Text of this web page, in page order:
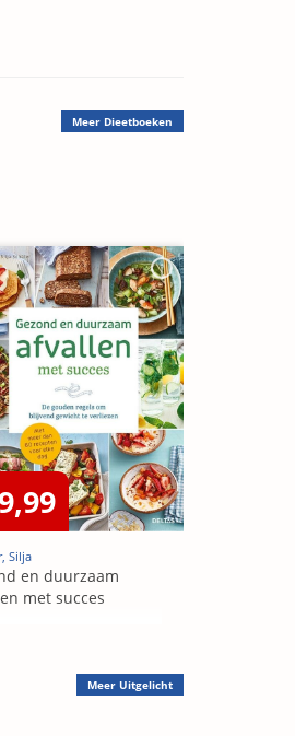
Meer Dieetboeken
Silja
en duurzaam
met succes
Meer Uitgelicht